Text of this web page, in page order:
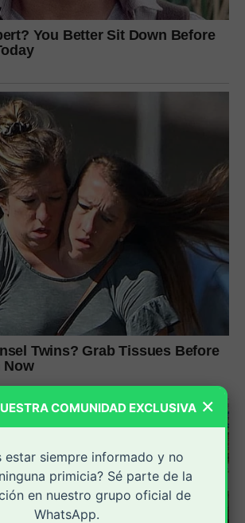
×
COMUNIDAD EXCLUSIVA
estar siempre informado y no
primicia? Sé parte de la
en nuestro grupo oficial de
WhatsApp.